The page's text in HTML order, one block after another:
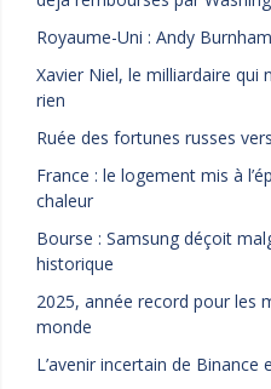
Royaume-Uni : Andy
Xavier Niel, le milliardaire qui
rien
Ruée des fortunes russes
France : le logement mis à
chaleur
Bourse : Samsung déçoit
historique
2025, année record pour les
monde
L’avenir incertain de Binance